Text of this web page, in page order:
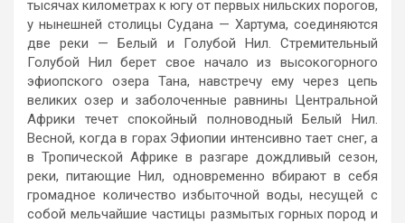
тысячах километрах к югу от первых нильских порогов,
у нынешней столицы Судана — Хартума, соединяются
две реки — Белый и Голубой Нил. Стремительный
Голубой Нил берет свое начало из высокогорного
эфиопского озера Тана, навстречу ему через цепь
великих озер и заболоченные равнины Центральной
Африки течет спокойный полноводный Белый Нил.
Весной, когда в горах Эфиопии интенсивно тает снег, а
в Тропической Африке в разгаре дождливый сезон,
реки, питающие Нил, одновременно вбирают в себя
громадное количество избыточной воды, несущей с
собой мельчайшие частицы размытых горных пород и